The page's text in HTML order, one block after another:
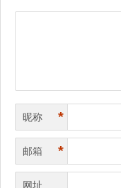
昵称 *
邮箱 *
网址